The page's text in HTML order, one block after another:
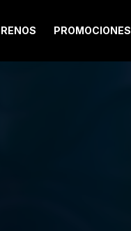
PROMOCIONES